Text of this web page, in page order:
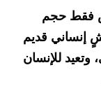
فقط حجم
إنساني قديم
وتعيد للإنسان